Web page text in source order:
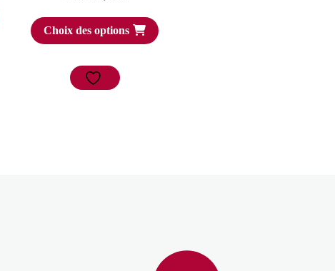
Choix des options